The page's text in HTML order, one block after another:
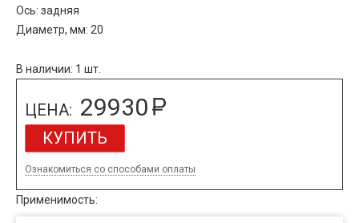
Ось: задняя
Диаметр, мм: 20
В наличии: 1 шт.
ЦЕНА: 29930
КУПИТЬ
Ознакомиться со способами оплаты
Применимость: